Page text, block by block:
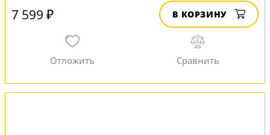
7 599 ₽ В КОРЗИНУ